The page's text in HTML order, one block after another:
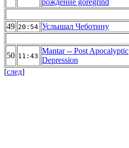
рождение goregrind
49 20:54 Услышал Чеботину
50 11:43
Mantar -- Post Apocalyptic
Depression
[след]